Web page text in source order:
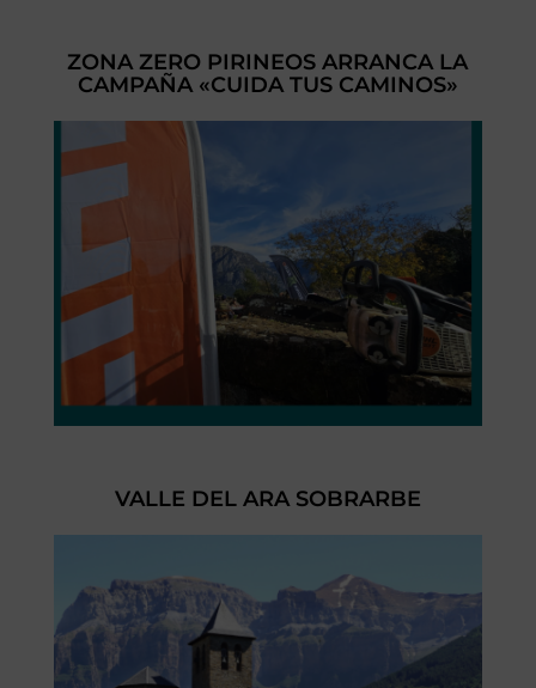
ZONA ZERO PIRINEOS ARRANCA LA
CAMPAÑA «CUIDA TUS CAMINOS»
VALLE DEL ARA SOBRARBE